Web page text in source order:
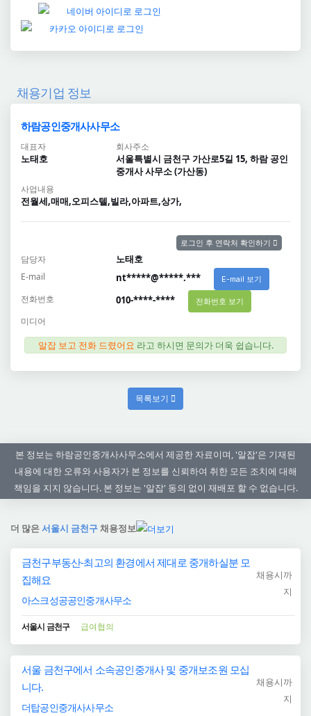
채용기업 정보
하람공인중개사사무소
대표자
노태호
회사주소
서울특별시 금천구 가산로5길 15, 하람 공인
중개사 사무소 (가산동)
사업내용
전월세,매매,오피스텔,빌라,아파트,상가,
로그인 후 연락처 확인하기
담당자 노태호
E-mail nt*****@*****.*** E-mail 보기
전화번호 010-****-**** 전화번호 보기
미디어
알잡 보고 전화 드렸어요 라고 하시면 문의가 더욱 쉽습니다.
목록보기
본 정보는 하람공인중개사사무소에서 제공한 자료이며, '알잡'은 기재된
내용에 대한 오류와 사용자가 본 정보를 신뢰하여 취한 모든 조치에 대해
책임을 지지 않습니다. 본 정보는 '알잡' 동의 없이 재배포 할 수 없습니다.
더 많은서울시 금천구채용정보
금천구부동산-최고의 환경에서 제대로 중개하실분 모
집해요
아스크성공공인중개사무소
채용시까
지
서울시 금천구 급여협의
서울 금천구에서 소속공인중개사 및 중개보조원 모십
니다.
더탑공인중개사사무소
채용시까
지